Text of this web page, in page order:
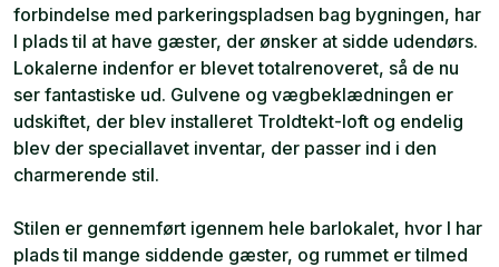
forbindelse med parkeringspladsen bag bygningen, har
I plads til at have gæster, der ønsker at sidde udendørs.
Lokalerne indenfor er blevet totalrenoveret, så de nu
ser fantastiske ud. Gulvene og vægbeklædningen er
udskiftet, der blev installeret Troldtekt-loft og endelig
blev der speciallavet inventar, der passer ind i den
charmerende stil.
Stilen er gennemført igennem hele barlokalet, hvor I har
plads til mange siddende gæster, og rummet er tilmed